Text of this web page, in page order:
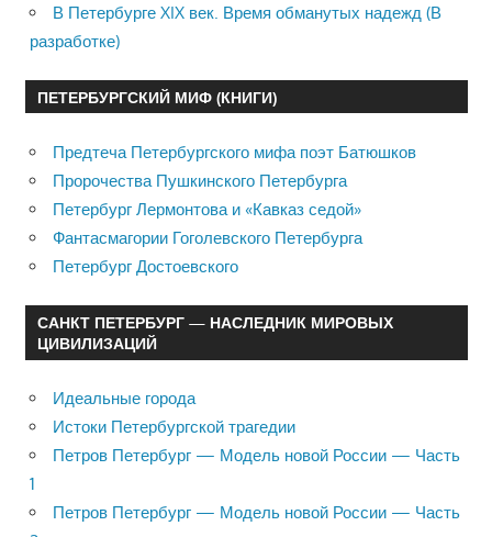
В Петербурге XIX век. Время обманутых надежд (В
разработке)
ПЕТЕРБУРГСКИЙ МИФ (КНИГИ)
Предтеча Петербургского мифа поэт Батюшков
Пророчества Пушкинского Петербурга
Петербург Лермонтова и «Кавказ седой»
Фантасмагории Гоголевского Петербурга
Петербург Достоевского
САНКТ ПЕТЕРБУРГ — НАСЛЕДНИК МИРОВЫХ
ЦИВИЛИЗАЦИЙ
Идеальные города
Истоки Петербургской трагедии
Петров Петербург — Модель новой России — Часть
1
Петров Петербург — Модель новой России — Часть